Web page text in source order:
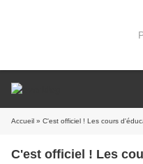
Accueil » C'est officiel ! Les cours
C'est officiel ! Les